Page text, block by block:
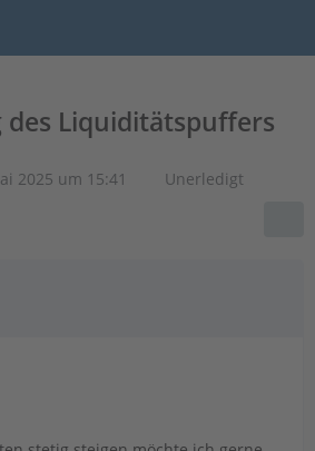
des Liquiditätspuffers
2025 um 15:41 Unerledigt